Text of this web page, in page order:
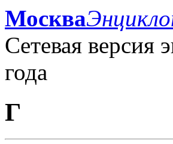
Москва
Сетевая версия
года
Г